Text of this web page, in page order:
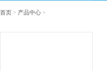
首页 > 产品中心 >